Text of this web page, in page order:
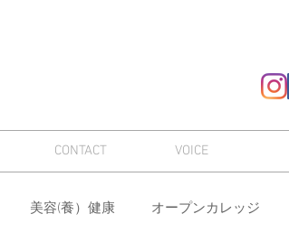
CONTACT VOICE
美容(養）健康 オープンカレッジ